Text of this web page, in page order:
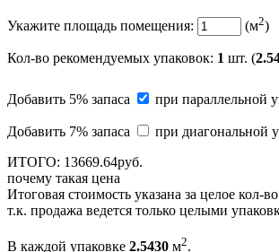
Укажите площадь помещения: (м2)
Кол-во рекомендуемых упаковок: 1 шт. (
Добавить 5% запаса при параллельной
Добавить 7% запаса
при диагональной
ИТОГО: 13669.64руб.
почему такая цена
Итоговая стоимость указана за целое кол-
т.к. продажа ведется только целыми
В каждой упаковке 2.5430 м2.